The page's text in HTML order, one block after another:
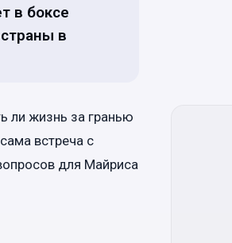
в боксе
в
ли жизнь за гранью
встреча с
для Майриса